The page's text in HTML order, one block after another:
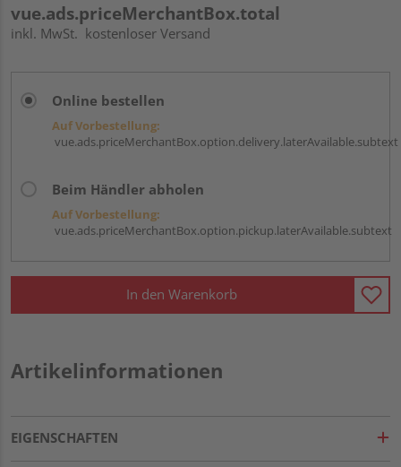
vue.ads.priceMerchantBox.total
inkl. MwSt. kostenloser Versand
Online bestellen
Auf Vorbestellung:
vue.ads.priceMerchantBox.option.delivery.laterAvailable.subtext
Beim Händler abholen
Auf Vorbestellung:
vue.ads.priceMerchantBox.option.pickup.laterAvailable.subtext
In den Warenkorb
Artikelinformationen
EIGENSCHAFTEN